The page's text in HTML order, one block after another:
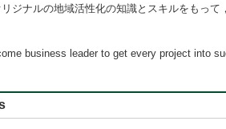
ジナルの地域活性化の知識とスキルをもっ
business leader to get every project into